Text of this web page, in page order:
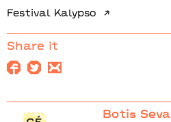
Botis Seva
Festival Kalypso
Share it